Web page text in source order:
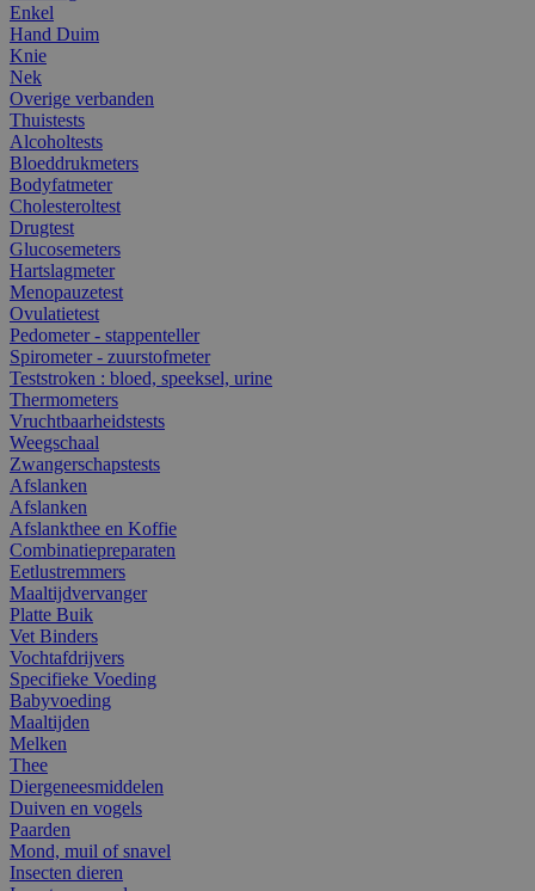
Enkel
Hand Duim
Knie
Nek
Overige verbanden
Thuistests
Alcoholtests
Bloeddrukmeters
Bodyfatmeter
Cholesteroltest
Drugtest
Glucosemeters
Hartslagmeter
Menopauzetest
Ovulatietest
Pedometer - stappenteller
Spirometer - zuurstofmeter
Teststroken : bloed, speeksel, urine
Thermometers
Vruchtbaarheidstests
Weegschaal
Zwangerschapstests
Afslanken
Afslanken
Afslankthee en Koffie
Combinatiepreparaten
Eetlustremmers
Maaltijdvervanger
Platte Buik
Vet Binders
Vochtafdrijvers
Specifieke Voeding
Babyvoeding
Maaltijden
Melken
Thee
Diergeneesmiddelen
Duiven en vogels
Paarden
Mond, muil of snavel
Insecten dieren